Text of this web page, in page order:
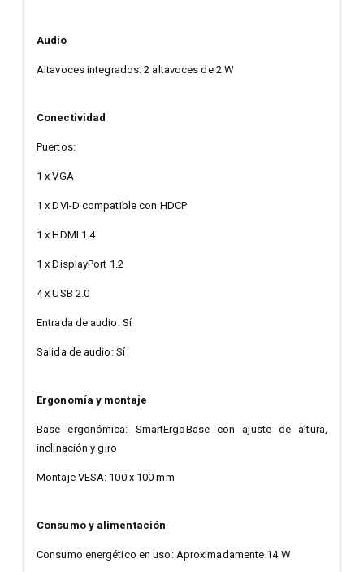
Audio
Altavoces integrados: 2 altavoces de 2 W
Conectividad
Puertos:
1 x VGA
1 x DVI-D compatible con HDCP
1 x HDMI 1.4
1 x DisplayPort 1.2
4 x USB 2.0
Entrada de audio: Sí
Salida de audio: Sí
Ergonomía y montaje
Base ergonómica: SmartErgoBase con ajuste de altura,
inclinación y giro
Montaje VESA: 100 x 100 mm
Consumo y alimentación
Consumo energético en uso: Aproximadamente 14 W